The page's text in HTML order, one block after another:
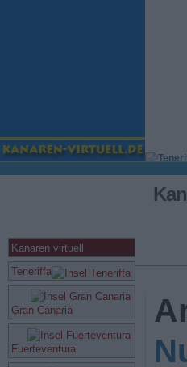
Kanaren virtuell
Teneriffa
Gran Canaria
Fuerteventura